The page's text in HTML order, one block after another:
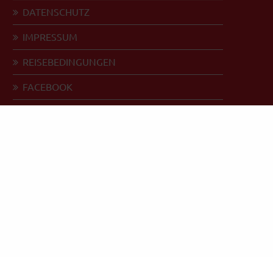
DATENSCHUTZ
IMPRESSUM
REISEBEDINGUNGEN
FACEBOOK